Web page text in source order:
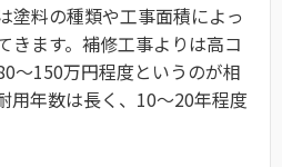
塗料の種類や工事面積によっ
きます。補修工事よりは高コ
〜150万円程度というのが相
用年数は長く、10〜20年程度